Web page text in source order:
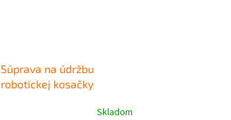
Súprava na údržbu
robotickej kosačky
Skladom